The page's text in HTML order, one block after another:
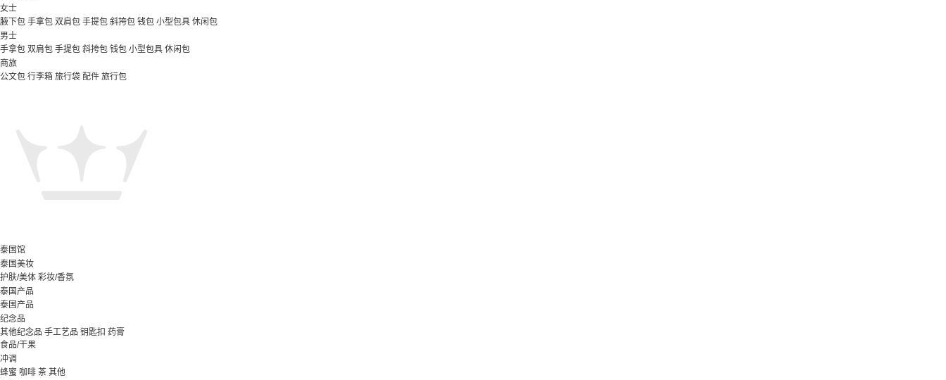
女士
腋下包 手拿包 双肩包 手提包 斜挎包 钱包 小型包具 休闲包
男士
手拿包 双肩包 手提包 斜挎包 钱包 小型包具 休闲包
商旅
公文包 行李箱 旅行袋 配件 旅行包
泰国馆
泰国美妆
护肤/美体 彩妆/香氛
泰国产品
泰国产品
纪念品
其他纪念品 手工艺品 钥匙扣 药膏
食品/干果
冲调
蜂蜜 咖啡 茶 其他